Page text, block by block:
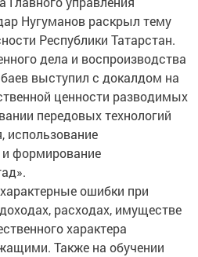
Нугуманов раскрыл тему
Республики Татарстан.
дела и воспроизводства
выступил с докалдом на
ценности разводимых
передовых технологий
использование
и формирование
ошибки при
расходах, имуществе
характера
Также на обучении